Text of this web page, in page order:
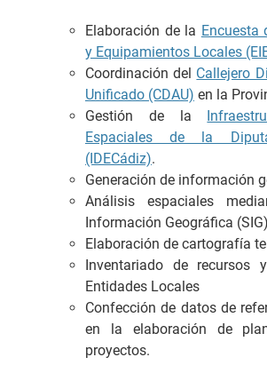
Elaboración de la Encuesta
y Equipamientos Locales
Coordinación del Callejero
Unificado (CDAU) en la
Gestión de la
Espaciales de la
(IDECádiz).
Generación de información
Análisis espaciales
Información Geográfica
Elaboración de cartografía
Inventariado de recursos
Entidades Locales
Confección de datos de
en la elaboración de
proyectos.